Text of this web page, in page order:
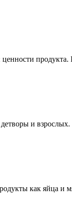
ценности
и
как яйца и